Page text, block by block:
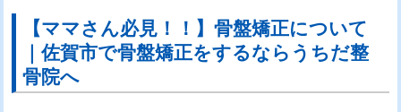
【ママさん必見！！】骨盤矯正について
｜佐賀市で骨盤矯正をするならうちだ整
骨院へ